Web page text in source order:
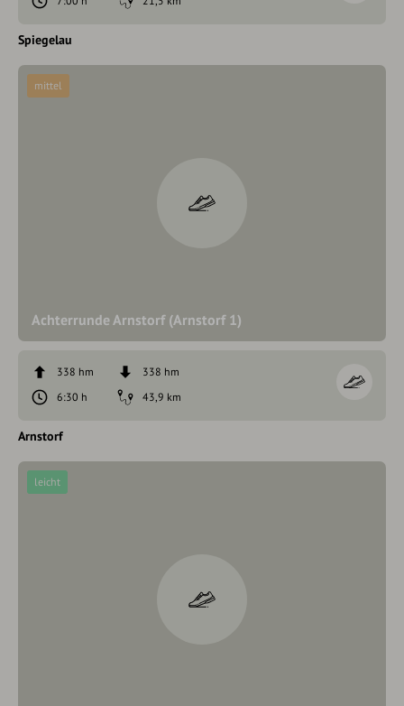
Spiegelau
Achterrunde Arnstorf (Arnstorf 1)
mittel
338 hm
338 hm
6:30 h
43,9 km
Arnstorf
leicht